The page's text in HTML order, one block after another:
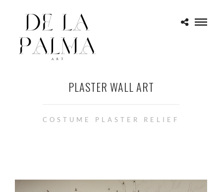
PLASTER WALL ART
COSTUME PLASTER RELIEF